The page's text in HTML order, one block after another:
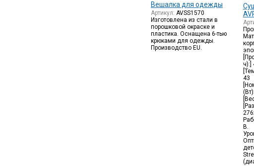
Вешалка для одежды
Артикул: AVSS1570
Изготовлена из стали в
порошковой окраске и
пластика. Оснащена 6-тью
крюками для одежды.
Производство EU.
ч):]
43
В.